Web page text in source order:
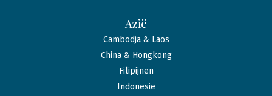
Azië
Cambodja & Laos
China & Hongkong
Filipijnen
Indonesië